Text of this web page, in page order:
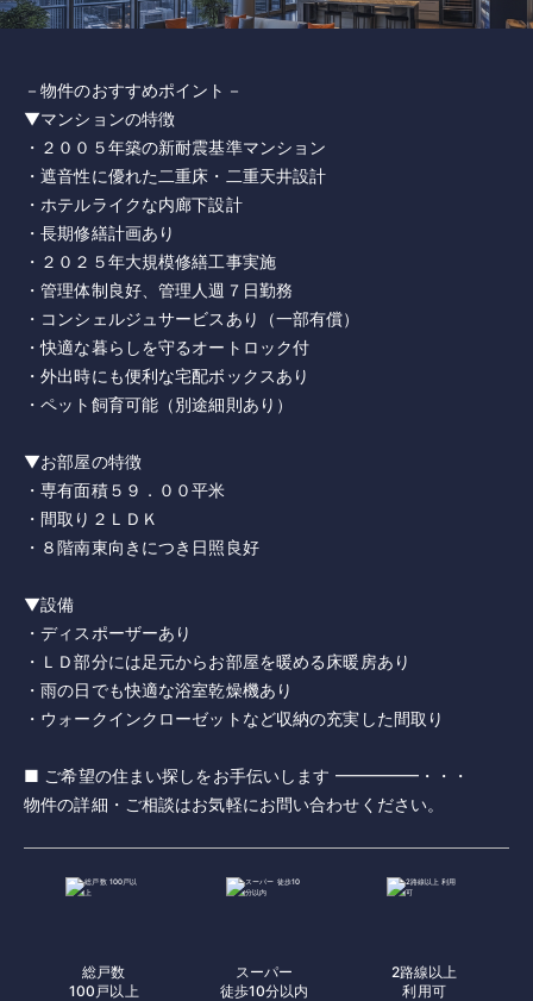
－物件のおすすめポイント－
▼マンションの特徴
・２００５年築の新耐震基準マンション
・遮音性に優れた二重床・二重天井設計
・ホテルライクな内廊下設計
・長期修繕計画あり
・２０２５年大規模修繕工事実施
・管理体制良好、管理人週７日勤務
・コンシェルジュサービスあり（一部有償）
・快適な暮らしを守るオートロック付
・外出時にも便利な宅配ボックスあり
・ペット飼育可能（別途細則あり）
▼お部屋の特徴
・専有面積５９．００平米
・間取り２ＬＤＫ
・８階南東向きにつき日照良好
▼設備
・ディスポーザーあり
・ＬＤ部分には足元からお部屋を暖める床暖房あり
・雨の日でも快適な浴室乾燥機あり
・ウォークインクローゼットなど収納の充実した間取り
■ ご希望の住まい探しをお手伝いします ━━━━━・・・
物件の詳細・ご相談はお気軽にお問い合わせください。
総戸数
100戸以上
スーパー
徒歩10分以内
2路線以上
利用可